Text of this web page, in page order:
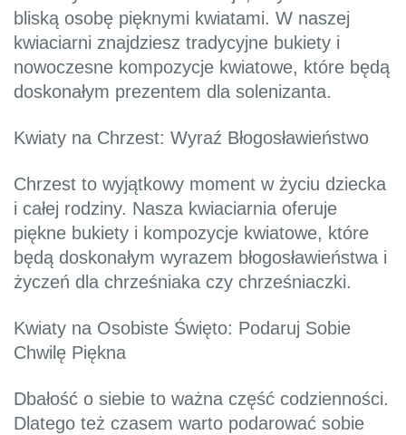
bliską osobę pięknymi kwiatami. W naszej
kwiaciarni znajdziesz tradycyjne bukiety i
nowoczesne kompozycje kwiatowe, które będą
doskonałym prezentem dla solenizanta.
Kwiaty na Chrzest: Wyraź Błogosławieństwo
Chrzest to wyjątkowy moment w życiu dziecka
i całej rodziny. Nasza kwiaciarnia oferuje
piękne bukiety i kompozycje kwiatowe, które
będą doskonałym wyrazem błogosławieństwa i
życzeń dla chrześniaka czy chrześniaczki.
Kwiaty na Osobiste Święto: Podaruj Sobie
Chwilę Piękna
Dbałość o siebie to ważna część codzienności.
Dlatego też czasem warto podarować sobie